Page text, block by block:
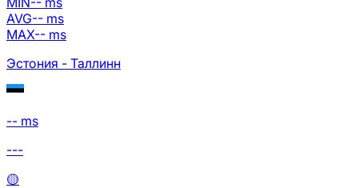
AVG-- ms
MAX-- ms
Эстония - Таллинн
-- ms
---
🟡